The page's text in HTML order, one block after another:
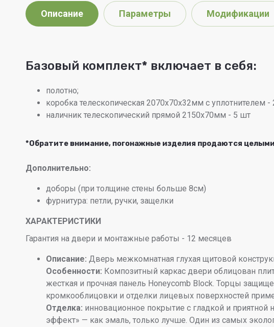
Описание Параметры Модификации
Базовый комплект* включает в себя:
полотно;
коробка телескопическая 2070х70х32мм с уплотнителем -
наличник телескопический прямой 2150х70мм - 5 шт
*Обратите внимание, погонажные изделия продаются
Дополнительно:
доборы (при толщине стены больше 8см)
фурнитура: петли, ручки, защелки
ХАРАКТЕРИСТИКИ
Гарантия на двери и монтажные работы - 12 месяцев
Описание: Дверь межкомнатная глухая щитовой
Особенности: Композитный каркас двери облицован
жесткая и прочная панель Honeycomb Block. Торцы
кромкооблицовки и отделки лицевых поверхностей
Отделка: инновационное покрытие c гладкой и
эффект» — как эмаль, только лучше. Один из самых